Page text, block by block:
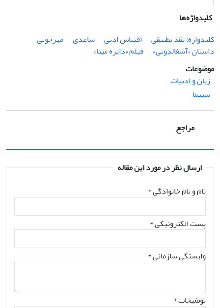
کلیدواژه‌ها
کلیدواژه: نقد تطبیقی
اقتباس ادبی ساعدی
مهرجویی
داستان «آشغالدونی»
فیلم «دایره مینا»
موضوعات
زبان و ادبیات
سینما
مراجع
ارسال نظر در مورد این مقاله
نام و نام خانوادگی*
پست الکترونیکی*
وابستگی سازمانی *
توضیحات *